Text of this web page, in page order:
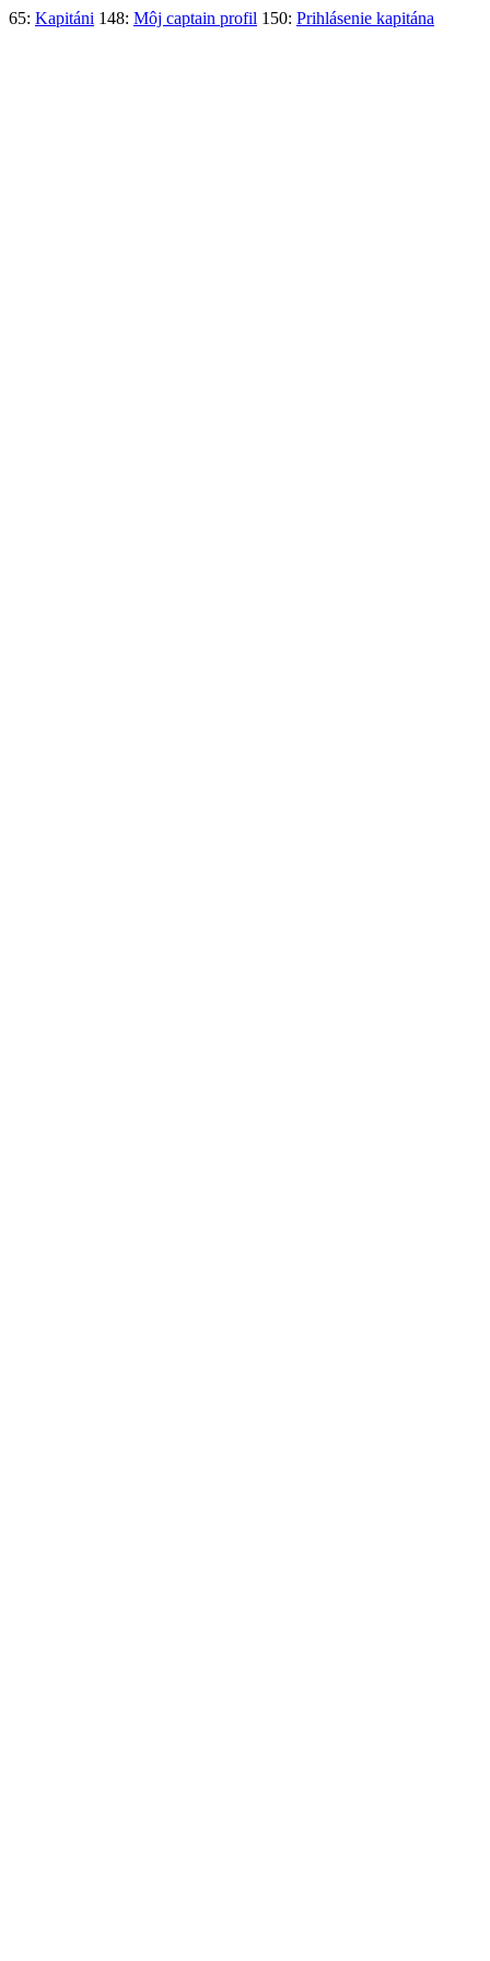
65: Kapitáni 148: Môj captain profil 150: Prihlásenie kapitána